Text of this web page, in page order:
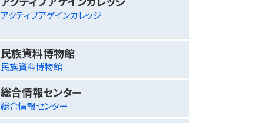
アクティブアゲインカレッジ
民族資料博物館
民族資料博物館
総合情報センター
総合情報センター